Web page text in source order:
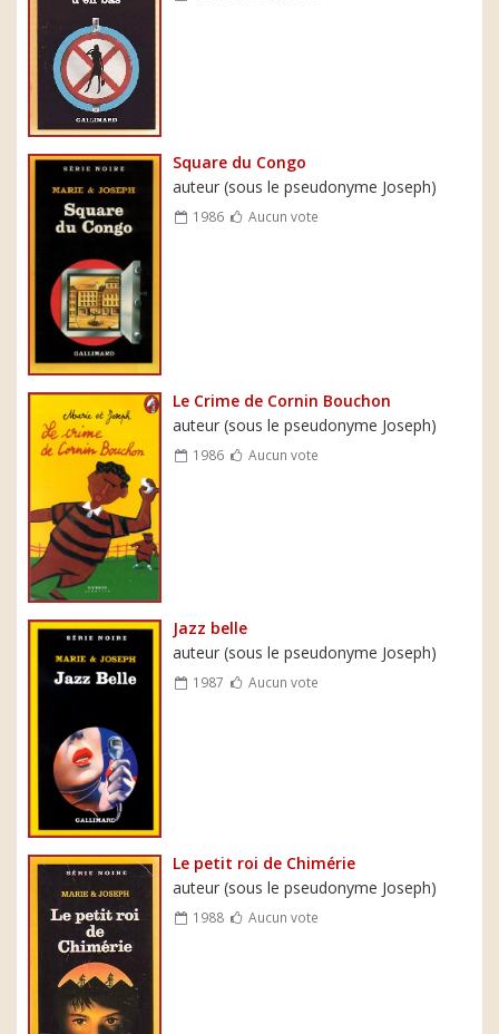
Square du Congo
auteur (sous le pseudonyme Joseph)
1986 Aucun vote
Le Crime de Cornin Bouchon
auteur (sous le pseudonyme Joseph)
1986 Aucun vote
Jazz belle
auteur (sous le pseudonyme Joseph)
1987 Aucun vote
Le petit roi de Chimérie
auteur (sous le pseudonyme Joseph)
1988 Aucun vote